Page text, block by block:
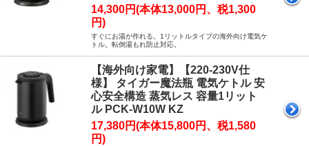
14,300円(本体13,000円、税1,300
円)
すぐにお湯が作れる。1リットルタイプの海外向け電気ケ
トル。転倒湯もれ防止対応。
【海外向け家電】【220-230V仕
様】 タイガー魔法瓶 電気ケトル 安
心安全構造 蒸気レス 容量1リット
ル PCK-W10W KZ
17,380円(本体15,800円、税1,580
円)